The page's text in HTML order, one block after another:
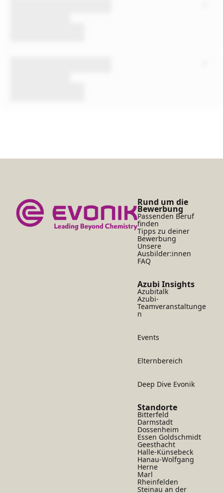
Rund um die
Bewerbung
Passenden Beruf
finden
Tipps zu deiner
Bewerbung
Unsere
Ausbilder:innen
FAQ
Azubi Insights
Azubitalk
Azubi-
Teamveranstaltunge
n
Events
Elternbereich
Deep Dive Evonik
Standorte
Bitterfeld
Darmstadt
Dossenheim
Essen Goldschmidt
Geesthacht
Halle-Künsebeck
Hanau-Wolfgang
Herne
Marl
Rheinfelden
Steinau an der